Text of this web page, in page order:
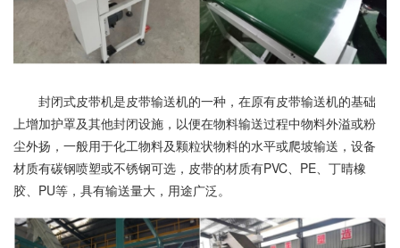
封闭式皮带机是皮带输送机的一种，在原有皮带输送机的基础
上增加护罩及其他封闭设施，以便在物料输送过程中物料外溢或粉
尘外扬，一般用于化工物料及颗粒状物料的水平或爬坡输送，设备
材质有碳钢喷塑或不锈钢可选，皮带的材质有PVC、PE、丁晴橡
胶、PU等，具有输送量大，用途广泛。